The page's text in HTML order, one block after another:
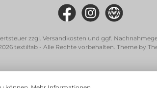
zzgl. Versandkosten und ggf.
textilfab - Alle Rechte vorbehalten. Theme by